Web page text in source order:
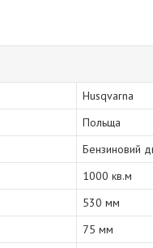
Husqvarna
Польща
Бензиновий
1000 кв.м
530 мм
75 мм